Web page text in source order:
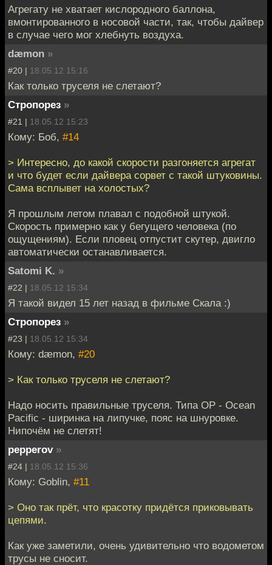
Агрегату не хватает кислородного баллона,
вмонтированного в носовой части, так, чтобы дайвер
в случае чего мог хлебнуть воздуха.
dæmon »
#20 | 18.05.12 15:16
Как только труселя не слетают?
Стропорез »
#21 | 18.05.12 15:23
Кому: Боб, #14
> Интересно, до какой скорости разгоняется агрегат
и что будет если дайвера сорвет с такой штуковины.
Сама всплывет на холостых?
Я прошлым летом плавал с подобной штукой.
Скорость примерно как у бегущего человека (по
ощущениям). Если пловец отпустит скутер, двигло
автоматически останавливается.
Satomi K. »
#22 | 18.05.12 15:34
Я такой видел 15 лет назад в фильме Скала :)
Стропорез »
#23 | 18.05.12 15:34
Кому: dæmon, #20
> Как только труселя не слетают?
Надо носить правильные труселя. Типа OP - Ocean
Pacific - ширинка на липучке, пояс на шнуровке.
Нипочём не слетят!
pepperov »
#24 | 18.05.12 15:36
Кому: Goblin, #11
> Оно так прёт, что красотку придётся приковывать
цепями.
Как уже заметили, очень удивительно что водометом
трусы не сносит.